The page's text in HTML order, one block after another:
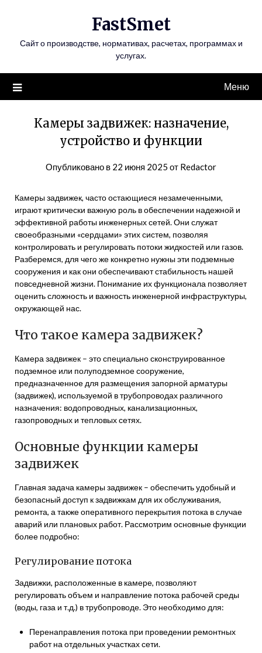
FastSmet
Сайт о производстве, нормативах, расчетах, программах и
услугах.
Меню
Камеры задвижек: назначение,
устройство и функции
Опубликовано в 22 июня 2025 от Redactor
Камеры задвижек, часто остающиеся незамеченными,
играют критически важную роль в обеспечении надежной и
эффективной работы инженерных сетей. Они служат
своеобразными «сердцами» этих систем, позволяя
контролировать и регулировать потоки жидкостей или газов.
Разберемся, для чего же конкретно нужны эти подземные
сооружения и как они обеспечивают стабильность нашей
повседневной жизни. Понимание их функционала позволяет
оценить сложность и важность инженерной инфраструктуры,
окружающей нас.
Что такое камера задвижек?
Камера задвижек – это специально сконструированное
подземное или полуподземное сооружение,
предназначенное для размещения запорной арматуры
(задвижек), используемой в трубопроводах различного
назначения: водопроводных, канализационных,
газопроводных и тепловых сетях.
Основные функции камеры
задвижек
Главная задача камеры задвижек – обеспечить удобный и
безопасный доступ к задвижкам для их обслуживания,
ремонта, а также оперативного перекрытия потока в случае
аварий или плановых работ. Рассмотрим основные функции
более подробно:
Регулирование потока
Задвижки, расположенные в камере, позволяют
регулировать объем и направление потока рабочей среды
(воды, газа и т.д.) в трубопроводе. Это необходимо для:
Перенаправления потока при проведении ремонтных
работ на отдельных участках сети.